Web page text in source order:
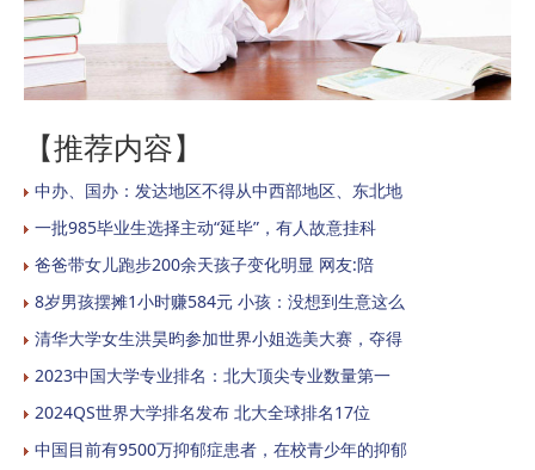
【推荐内容】
中办、国办：发达地区不得从中西部地区、东北地
一批985毕业生选择主动“延毕”，有人故意挂科
爸爸带女儿跑步200余天孩子变化明显 网友:陪
8岁男孩摆摊1小时赚584元 小孩：没想到生意这么
清华大学女生洪昊昀参加世界小姐选美大赛，夺得
2023中国大学专业排名：北大顶尖专业数量第一
2024QS世界大学排名发布 北大全球排名17位
中国目前有9500万抑郁症患者，在校青少年的抑郁